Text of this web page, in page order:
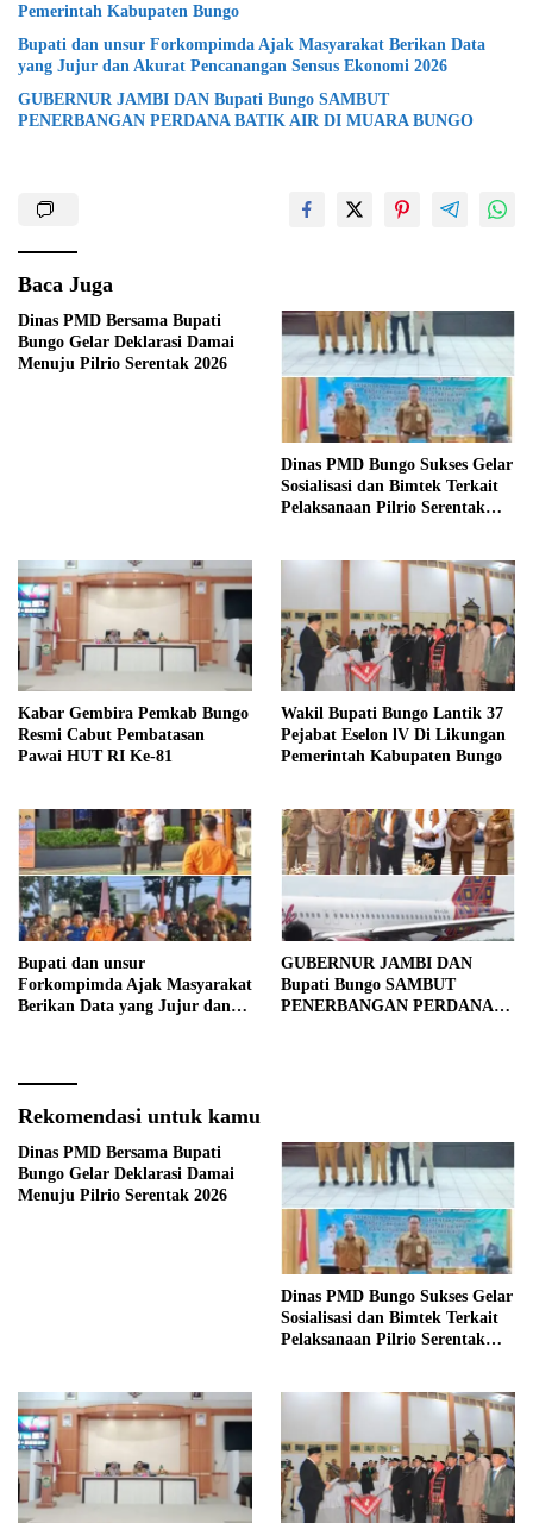
Pemerintah Kabupaten Bungo
Bupati dan unsur Forkompimda Ajak Masyarakat Berikan Data
yang Jujur dan Akurat Pencanangan Sensus Ekonomi 2026
GUBERNUR JAMBI DAN Bupati Bungo SAMBUT
PENERBANGAN PERDANA BATIK AIR DI MUARA BUNGO
Baca Juga
Dinas PMD Bersama Bupati
Bungo Gelar Deklarasi Damai
Menuju Pilrio Serentak 2026
Dinas PMD Bungo Sukses Gelar
Sosialisasi dan Bimtek Terkait
Pelaksanaan Pilrio Serentak
Kabar Gembira Pemkab Bungo
Resmi Cabut Pembatasan
Pawai HUT RI Ke-81
Wakil Bupati Bungo Lantik 37
Pejabat Eselon lV Di Likungan
Pemerintah Kabupaten Bungo
Bupati dan unsur
Forkompimda Ajak Masyarakat
Berikan Data yang Jujur dan
GUBERNUR JAMBI DAN
Bupati Bungo SAMBUT
PENERBANGAN PERDANA
Rekomendasi untuk kamu
Dinas PMD Bersama Bupati
Bungo Gelar Deklarasi Damai
Menuju Pilrio Serentak 2026
Dinas PMD Bungo Sukses Gelar
Sosialisasi dan Bimtek Terkait
Pelaksanaan Pilrio Serentak